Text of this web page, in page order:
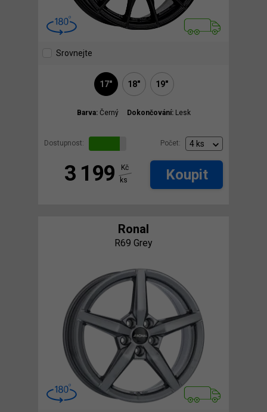
Srovnejte
17" 18" 19"
Barva: Černý Dokončování: Lesk
Dostupnost: Počet:
3 199
Kč
ks
Koupit
Ronal
R69 Grey